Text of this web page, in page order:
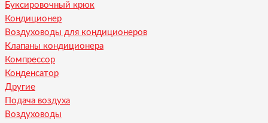
Буксировочный крюк
Кондиционер
Воздуховоды для кондиционеров
Клапаны кондиционера
Компрессор
Конденсатор
Другие
Подача воздуха
Воздуховоды